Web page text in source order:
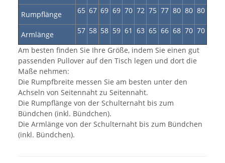
Rumpflänge 65 67 69 69 70 72 75 77 80 80 80
Armlänge 57 58 58 59 61 63 65 66 68 70 70
Am besten finden Sie Ihre Größe, indem Sie einen gut
passenden Pullover auf den Tisch legen und dort die
Maße nehmen:
Die Rumpfbreite messen Sie am besten unter den
Achseln von Seitennaht zu Seitennaht.
Die Rumpflänge von der Schulternaht bis zum
Bündchen (inkl. Bündchen).
Die Armlänge von der Schulternaht bis zum Bündchen
(inkl. Bündchen).